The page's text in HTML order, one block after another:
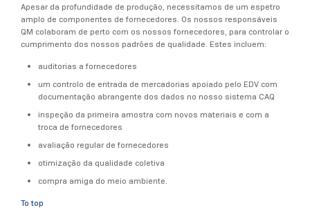
Apesar da profundidade de produção, necessitamos de um espetro
amplo de componentes de fornecedores. Os nossos responsáveis
QM colaboram de perto com os nossos fornecedores, para controlar o
cumprimento dos nossos padrões de qualidade. Estes incluem:
auditorias a fornecedores
um controlo de entrada de mercadorias apoiado pelo EDV com
documentação abrangente dos dados no nosso sistema CAQ
inspeção da primeira amostra com novos materiais e com a
troca de fornecedores
avaliação regular de fornecedores
otimização da qualidade coletiva
compra amiga do meio ambiente.
To top